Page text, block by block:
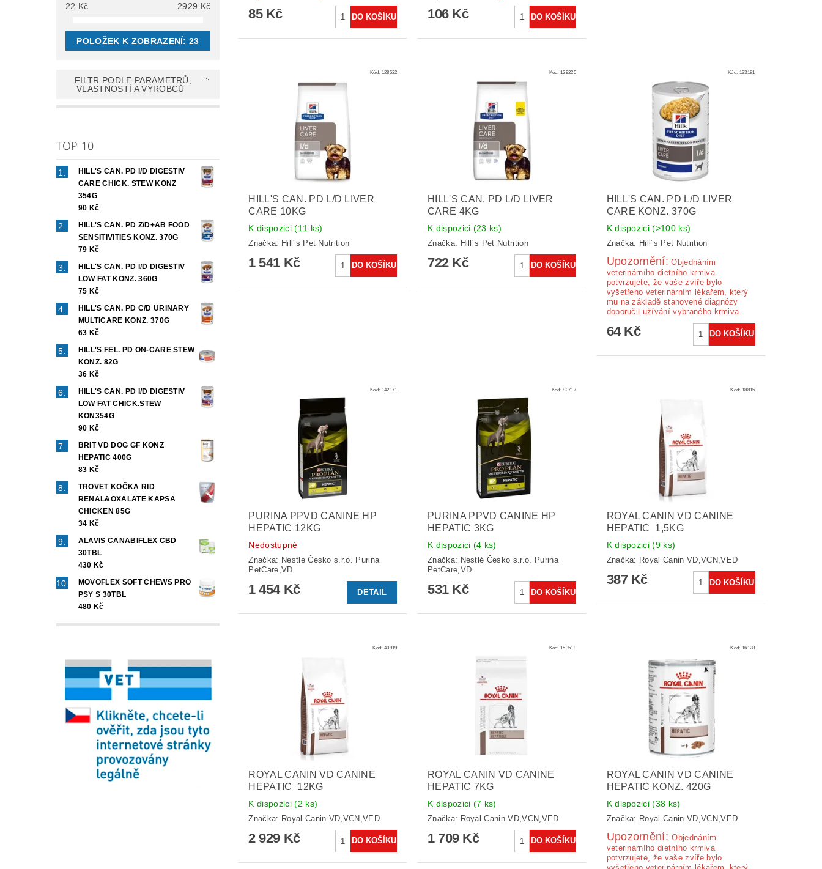
22 Kč 2929 Kč
POLOŽEK K ZOBRAZENÍ:23
FILTR PODLE PARAMETRŮ,
VLASTNOSTÍ A VÝROBCŮ
TOP 10
HILL'S CAN. PD I/D DIGESTIV
CARE CHICK. STEW KONZ
354G
90 Kč
HILL'S CAN. PD Z/D+AB FOOD
SENSITIVITIES KONZ. 370G
79 Kč
HILL'S CAN. PD I/D DIGESTIV
LOW FAT KONZ. 360G
75 Kč
HILL'S CAN. PD C/D URINARY
MULTICARE KONZ. 370G
63 Kč
HILL'S FEL. PD ON-CARE STEW
KONZ. 82G
36 Kč
HILL'S CAN. PD I/D DIGESTIV
LOW FAT CHICK.STEW
KON354G
90 Kč
BRIT VD DOG GF KONZ
HEPATIC 400G
83 Kč
TROVET KOČKA RID
RENAL&OXALATE KAPSA
CHICKEN 85G
34 Kč
ALAVIS CANABIFLEX CBD
30TBL
430 Kč
MOVOFLEX SOFT CHEWS PRO
PSY S 30TBL
480 Kč
85 Kč 106 Kč
Kód: 128522
HILL'S CAN. PD L/D LIVER
CARE 10KG
K dispozici(11 ks)
Značka: Hill´s Pet Nutrition
1 541 Kč
Kód:129225
HILL'S CAN. PD L/D LIVER
CARE 4KG
K dispozici (23 ks)
Značka: Hill´s Pet Nutrition
722 Kč
Kód: 133181
HILL'S CAN. PD L/D LIVER
CARE KONZ. 370G
K dispozici(>100 ks)
Značka: Hill´s Pet Nutrition
Upozornění: Ob­jednáním
veterinárního dietního krmiva
potvrzujete, že vaše zvíře bylo
vyšetřeno veterinárním lékařem, který
mu na základě stanovené diagnózy
doporučil užívání vybraného krmiva.
64 Kč
Kód: 142171
PURINA PPVD CANINE HP
HEPATIC 12KG
Nedostupné
Značka: Nestlé Česko s.r.o. Purina
PetCare,VD
1 454 Kč DETAIL
Kód:80717
PURINA PPVD CANINE HP
HEPATIC 3KG
K dispozici (4 ks)
Značka: Nestlé Česko s.r.o. Purina
PetCare,VD
531 Kč
Kód:18815
ROYAL CANIN VD CANINE
HEPATIC 1,5KG
K dispozici(9 ks)
Značka: Royal Canin VD,VCN,VED
387 Kč
Kód: 40919
ROYAL CANIN VD CANINE
HEPATIC 12KG
K dispozici(2 ks)
Značka: Royal Canin VD,VCN,VED
2 929 Kč
Kód:153519
ROYAL CANIN VD CANINE
HEPATIC 7KG
K dispozici (7 ks)
Značka: Royal Canin VD,VCN,VED
1 709 Kč
Kód:16128
ROYAL CANIN VD CANINE
HEPATIC KONZ. 420G
K dispozici(38 ks)
Značka: Royal Canin VD,VCN,VED
Upozornění:Ob­jednáním
veterinárního dietního krmiva
potvrzujete, že vaše zvíře bylo
vyšetřeno veterinárním lékařem, který